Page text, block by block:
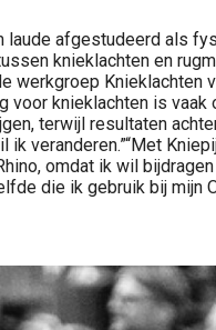
laude afgestudeerd als
knieklachten en
werkgroep
knieklachten is
terwijl resultaten
ik veranderen.”“Met
omdat ik wil
die ik gebruik bij mijn